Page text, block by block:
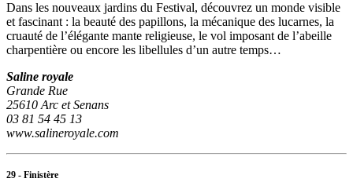
Dans les nouveaux jardins du Festival, découvrez un monde visible
et fascinant : la beauté des papillons, la mécanique des lucarnes, la
cruauté de l’élégante mante religieuse, le vol imposant de l’abeille
charpentière ou encore les libellules d’un autre temps…
Saline royale
Grande Rue
25610 Arc et Senans
03 81 54 45 13
www.salineroyale.com
29 - Finistère